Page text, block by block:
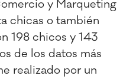
y Marqueting
chicas o también
198 chicos y 143
de los datos más
realizado por un